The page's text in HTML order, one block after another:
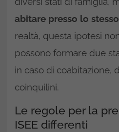
abitare presso lo
realtà, questa ipotesi
possono formare due
in caso di coabitazione,
coinquilini.
Le regole per la
ISEE differenti